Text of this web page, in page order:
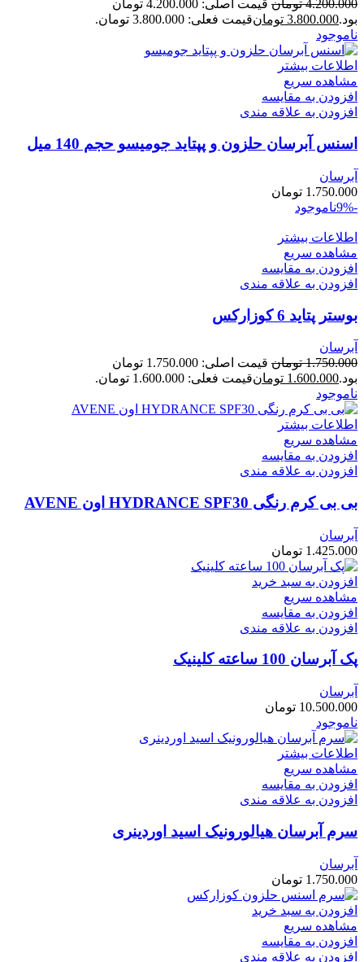
4.200.000 تومان
قیمت اصلی: 4.200.000 تومان
بود.3.800.000 تومانقیمت فعلی: 3.800.000 تومان.
ناموجود
اطلاعات بیشتر
مشاهده سریع
افزودن به مقایسه
افزودن به علاقه مندی
اسنس آبرسان حلزون و پپتاید جومیسو حجم 140 میل
آبرسان
1.750.000 تومان
-9%
ناموجود
اطلاعات بیشتر
مشاهده سریع
افزودن به مقایسه
افزودن به علاقه مندی
بوستر پتاید 6 کوزارکس
آبرسان
1.750.000 تومان
قیمت اصلی: 1.750.000 تومان
بود.1.600.000 تومانقیمت فعلی: 1.600.000 تومان.
ناموجود
اطلاعات بیشتر
مشاهده سریع
افزودن به مقایسه
افزودن به علاقه مندی
بی بی کرم رنگی HYDRANCE SPF30 اون AVENE
آبرسان
1.425.000 تومان
افزودن به سبد خرید
مشاهده سریع
افزودن به مقایسه
افزودن به علاقه مندی
پک آبرسان 100 ساعته کلینیک
آبرسان
10.500.000 تومان
ناموجود
اطلاعات بیشتر
مشاهده سریع
افزودن به مقایسه
افزودن به علاقه مندی
سرم آبرسان هیالورونیک اسید اوردینری
آبرسان
1.750.000 تومان
افزودن به سبد خرید
مشاهده سریع
افزودن به مقایسه
افزودن به علاقه مندی